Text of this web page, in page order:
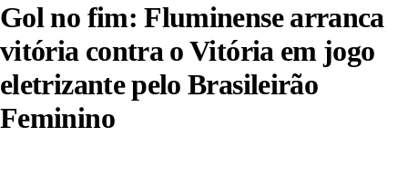
Gol no fim: Fluminense arranca
vitória contra o Vitória em jogo
eletrizante pelo Brasileirão
Feminino